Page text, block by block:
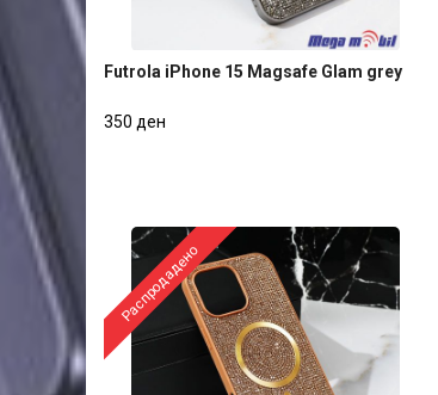
Futrola iPhone 15 Magsafe Glam grey
Futrola iPhone 15 Magsafe Glam grey
350 ден
Распродадено